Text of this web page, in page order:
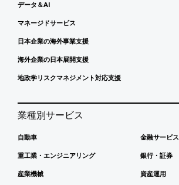
データ＆AI
マネージドサービス
日本企業の海外事業支援
海外企業の日本展開支援
地政学リスクマネジメント対応支援
業種別サービス
自動車
重工業・エンジニアリング
産業機械
金融サービス
銀行・証券
資産運用